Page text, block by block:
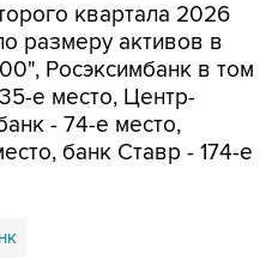
квартала 2026
размеру активов в
Росэксимбанк в том
е место, Центр-
- 74-е место,
банк Ставр - 174-е